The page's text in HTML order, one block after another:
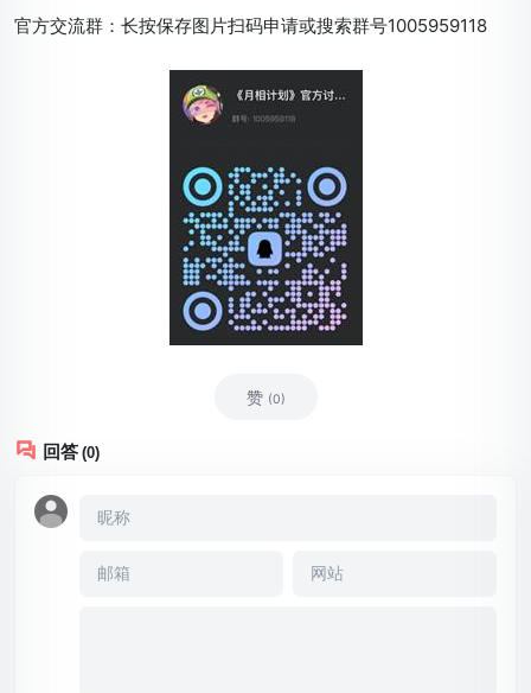
官方交流群：长按保存图片扫码申请或搜索群号1005959118
赞 (0)
回答 (0)